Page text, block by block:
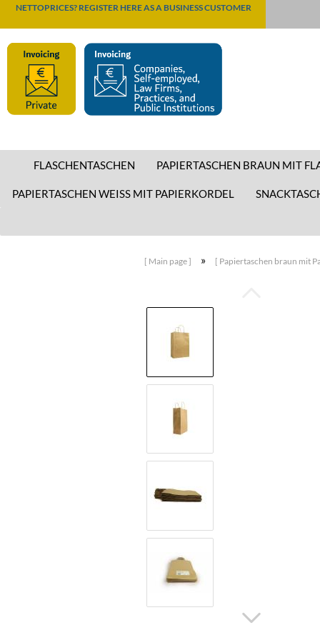
NETTOPRICES? REGISTER HERE AS A BUSINESS CUSTOMER
FLASCHENTASCHEN PAPIERTASCHEN BRAUN MIT
PAPIERTASCHEN WEISS MIT PAPIERKORDEL
[ Main page ] » [ Papiertaschen braun mit